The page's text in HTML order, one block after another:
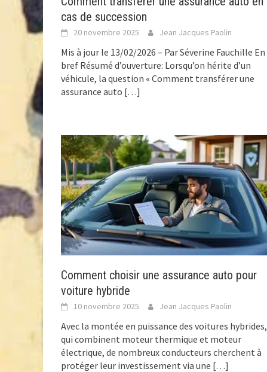
cas de succession
20 novembre 2025 Jean Jacques Paolin
Mis à jour le 13/02/2026 – Par Séverine Fauchille En
bref Résumé d’ouverture: Lorsqu’on hérite d’un
véhicule, la question « Comment transférer une
assurance auto […]
Comment choisir une assurance auto pour
voiture hybride
10 novembre 2025 Jean Jacques Paolin
Avec la montée en puissance des voitures hybrides,
qui combinent moteur thermique et moteur
électrique, de nombreux conducteurs cherchent à
protéger leur investissement via une […]